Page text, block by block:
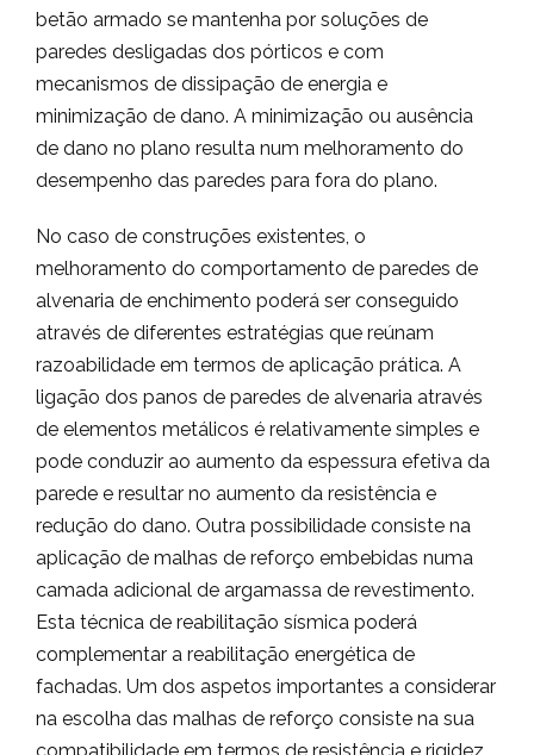
betão armado se mantenha por soluções de
paredes desligadas dos pórticos e com
mecanismos de dissipação de energia e
minimização de dano. A minimização ou ausência
de dano no plano resulta num melhoramento do
desempenho das paredes para fora do plano.
No caso de construções existentes, o
melhoramento do comportamento de paredes de
alvenaria de enchimento poderá ser conseguido
através de diferentes estratégias que reúnam
razoabilidade em termos de aplicação prática. A
ligação dos panos de paredes de alvenaria através
de elementos metálicos é relativamente simples e
pode conduzir ao aumento da espessura efetiva da
parede e resultar no aumento da resistência e
redução do dano. Outra possibilidade consiste na
aplicação de malhas de reforço embebidas numa
camada adicional de argamassa de revestimento.
Esta técnica de reabilitação sísmica poderá
complementar a reabilitação energética de
fachadas. Um dos aspetos importantes a considerar
na escolha das malhas de reforço consiste na sua